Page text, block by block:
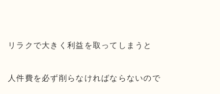
リラクで大きく利益を取ってしまうと
人件費を必ず削らなければならないので